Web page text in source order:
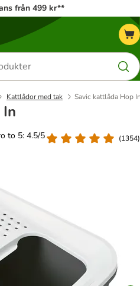
från 499 kr**
Kattlådor med tak Savic kattlåda Hop
to 5: 4.5/5
(1354)